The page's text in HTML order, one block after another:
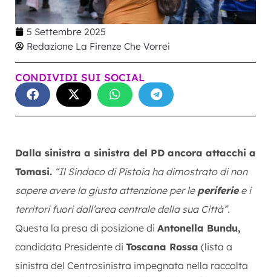
5 Settembre 2025
Redazione La Firenze Che Vorrei
CONDIVIDI SUI SOCIAL
Dalla sinistra a sinistra del PD ancora attacchi a
Tomasi. “Il Sindaco di Pistoia ha dimostrato di non
sapere avere la giusta attenzione per le periferiee i
territori fuori dall’area centrale della sua Città”.
Questa la presa di posizione di Antonella Bundu,
candidata Presidente di Toscana Rossa (lista a
sinistra del Centrosinistra impegnata nella raccolta